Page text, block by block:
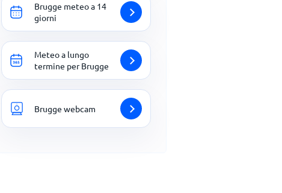
Brugge meteo a 14
giorni
Meteo a lungo
termine per Brugge
Brugge webcam